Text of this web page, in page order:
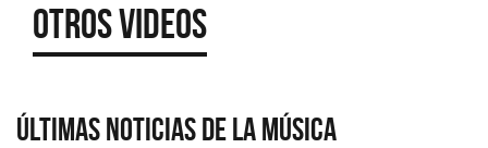
Otros Videos
Últimas Noticias de la Música